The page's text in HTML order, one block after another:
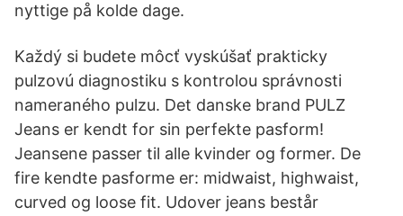
nyttige på kolde dage.
Každý si budete môcť vyskúšať prakticky
pulzovú diagnostiku s kontrolou správnosti
nameraného pulzu. Det danske brand PULZ
Jeans er kendt for sin perfekte pasform!
Jeansene passer til alle kvinder og former. De
fire kendte pasforme er: midwaist, highwaist,
curved og loose fit. Udover jeans består